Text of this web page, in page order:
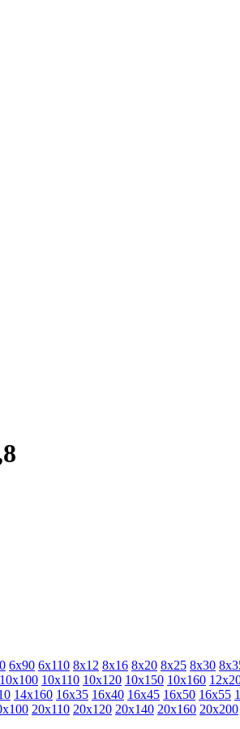
6х90 6х110 8х12 8х16 8х20 8х25 8х30
10х100 10х110 10х120 10х150 10х160
14х160 16х35 16х40 16х45 16х50 16х55
20х110 20х120 20х140 20х160 20х200